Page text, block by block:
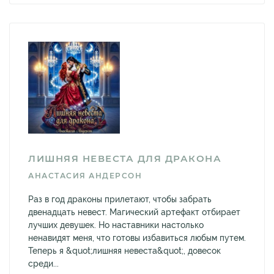
ЛИШНЯЯ НЕВЕСТА ДЛЯ ДРАКОНА
АНАСТАСИЯ АНДЕРСОН
Раз в год драконы прилетают, чтобы забрать
двенадцать невест. Магический артефакт отбирает
лучших девушек. Но наставники настолько
ненавидят меня, что готовы избавиться любым путем.
Теперь я &quot;лишняя невеста&quot;, довесок
среди...